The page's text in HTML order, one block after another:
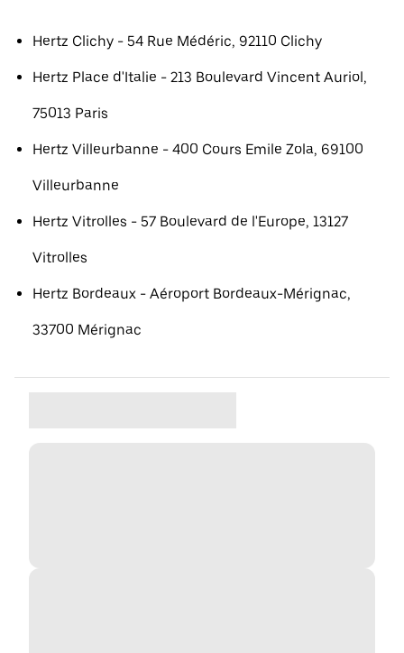
Hertz Clichy - 54 Rue Médéric, 92110 Clichy
Hertz Place d'Italie - 213 Boulevard Vincent Auriol,
75013 Paris
Hertz Villeurbanne - 400 Cours Emile Zola, 69100
Villeurbanne
Hertz Vitrolles - 57 Boulevard de l'Europe, 13127
Vitrolles
Hertz Bordeaux - Aéroport Bordeaux-Mérignac,
33700 Mérignac